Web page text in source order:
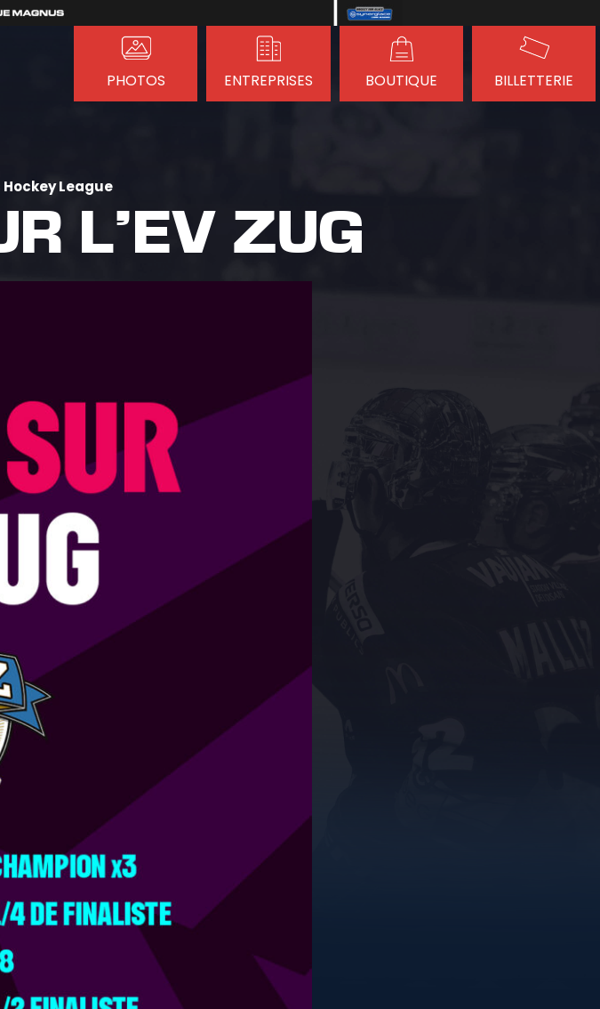
PHOTOS ENTREPRISES BOUTIQUE BILLETTERIE
League
L’EV ZUG